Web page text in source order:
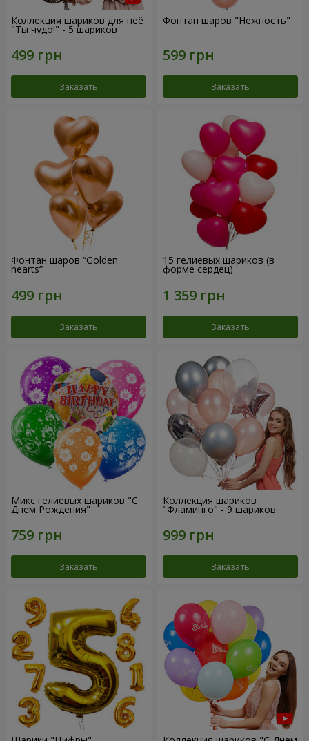
Коллекция шариков для неё
"Ты чудо!" - 5 шариков
Заказать
Фонтан шаров "Нежность"
Заказать
Фонтан шаров “Golden
hearts”
Заказать
15 гелиевых шариков (в
форме сердец)
Заказать
Микс гелиевых шариков "C
Днем Рождения"
Заказать
Коллекция шариков
"Фламинго" - 9 шариков
Заказать